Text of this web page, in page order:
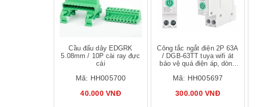
Cầu đấu dây EDGRK
5.08mm / 10P cài ray đực
cái
Mã: HH005700
40.000 VNĐ
Công tắc ngắt điện 2P 63A
/ DGB-63TT tuya wifi át
bảo vệ quá điện áp, dòng
Mã: HH005697
300.000 VNĐ